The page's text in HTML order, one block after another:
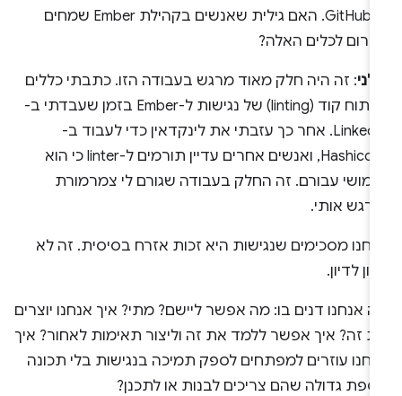
ב-GitHub. האם גילית שאנשים בקהילת Ember שמחים
לכלים האלה?
: זה היה חלק מאוד מרגש בעבודה הזו. כתבתי כללים
לניתוח קוד (linting) של נגישות ל-Ember בזמן שעבדתי ב-
LinkedIn. אחר כך עזבתי את לינקדאין כדי לעבוד ב-
Hashicorp, ואנשים אחרים עדיין תורמים ל-linter כי הוא
עבורם. זה החלק בעבודה שגורם לי צמרמורת
אותי.
מסכימים שנגישות היא זכות אזרח בסיסית. זה לא
לדיון.
אנחנו דנים בו: מה אפשר ליישם? מתי? איך אנחנו יוצרים
זה? איך אפשר ללמד את זה וליצור תאימות לאחור? איך
עוזרים למפתחים לספק תמיכה בנגישות בלי תכונה
גדולה שהם צריכים לבנות או לתכנן?